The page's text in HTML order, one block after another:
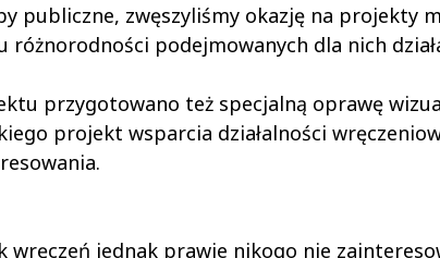
publiczne, zwęszyliśmy okazję na projekty
różnorodności podejmowanych dla nich
przygotowano też specjalną oprawę
projekt wsparcia działalności
jednak prawie nikogo nie